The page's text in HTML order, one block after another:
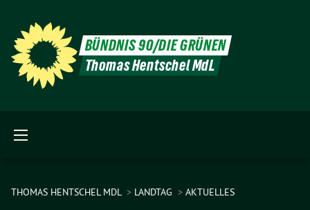
BÜNDNIS 90/DIE GRÜNEN
Thomas Hentschel MdL
THOMAS HENTSCHEL MDL LANDTAG AKTUELLES